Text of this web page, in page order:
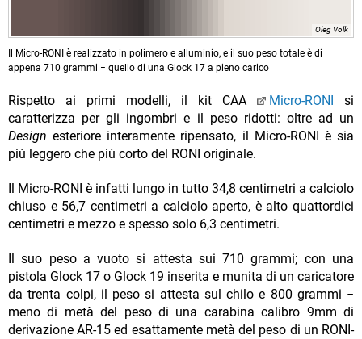
Oleg Volk
Il Micro-RONI è realizzato in polimero e alluminio, e il suo peso totale è di
appena 710 grammi − quello di una Glock 17 a pieno carico
Rispetto ai primi modelli, il kit CAA Micro-RONI
si
caratterizza per gli ingombri e il peso ridotti: oltre ad un
Design esteriore interamente ripensato, il Micro-RONI è sia
più leggero che più corto del RONI originale.
Il Micro-RONI è infatti lungo in tutto 34,8 centimetri a calciolo
chiuso e 56,7 centimetri a calciolo aperto, è alto quattordici
centimetri e mezzo e spesso solo 6,3 centimetri.
Il suo peso a vuoto si attesta sui 710 grammi; con una
pistola Glock 17 o Glock 19 inserita e munita di un caricatore
da trenta colpi, il peso si attesta sul chilo e 800 grammi −
meno di metà del peso di una carabina calibro 9mm di
derivazione AR-15 ed esattamente metà del peso di un RONI-